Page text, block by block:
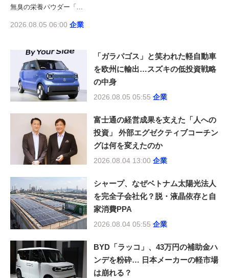
無臭の栄養パウダー「...
2026.08.05 06:00 企業
「ガラパゴス」と笑われた軽自動車
を欧州に輸出…スズキの低投資戦略
の中身
2026.08.05 05:55 企業
富士通の経営成果を支えた「人への
投資」 外部エグゼクティブコーチン
グは何を変えたのか
2026.08.04 13:00 企業
シャープ、なぜベトナム太陽光法人
を完全子会社化？脱・液晶依存と自
家消費PPA
2026.08.04 05:55 企業
BYD「ラッコ」、43万円の補助金ハ
ンデを粉砕… 日本メーカーの軽市場
は崩れる？